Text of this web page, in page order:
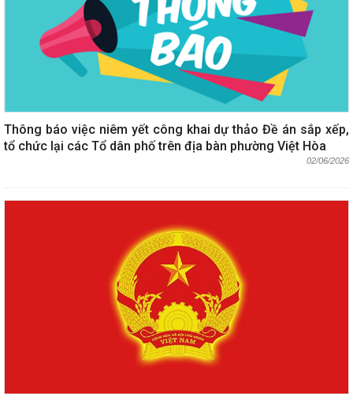
Thông báo việc niêm yết công khai dự thảo Đề án sắp xếp,
tổ chức lại các Tổ dân phố trên địa bàn phường Việt Hòa
02/06/2026